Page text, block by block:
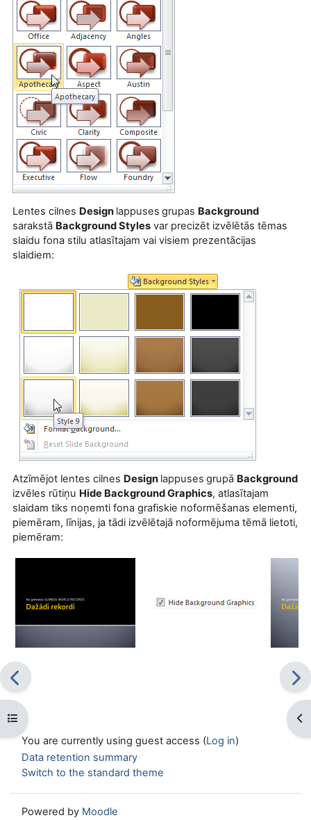
Open course index
Lentes cilnes Design lappuses grupas Background
sarakstā Background Styles var precizēt izvēlētās tēmas
slaidu fona stilu atlasītajam vai visiem prezentācijas
slaidiem:
Atzīmējot lentes cilnes Design lappuses grupā Background
izvēles rūtiņu Hide Background Graphics, atlasītajam
slaidam tiks noņemti fona grafiskie noformēšanas elementi,
piemēram, līnijas, ja tādi izvēlētajā noformējuma tēmā lietoti,
piemēram:
You are currently using guest access (Log in)
Data retention summary
Switch to the standard theme
Powered by Moodle